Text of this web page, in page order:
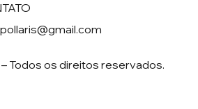
Todos os direitos reservados.